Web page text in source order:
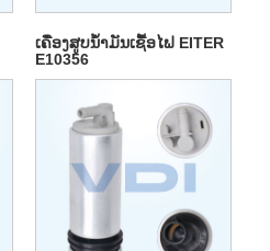
ເຄື່ອງສູບນໍ້າມັນເຊື້ອໄຟ EITER
E10356